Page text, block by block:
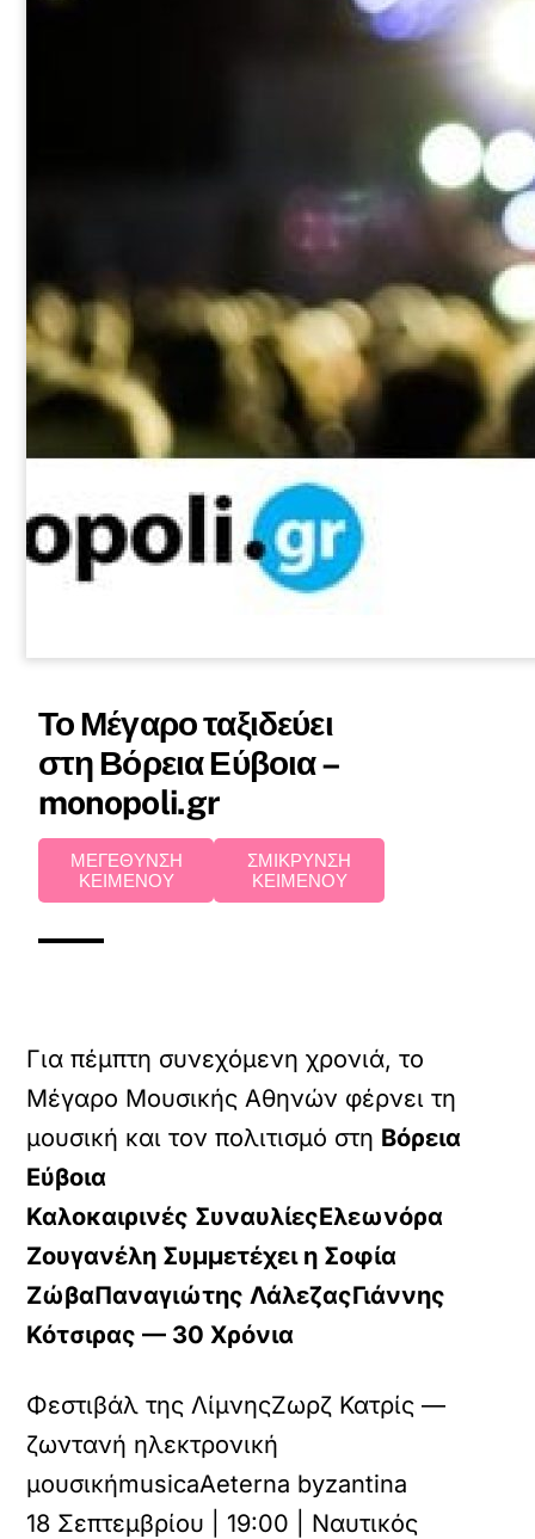
Το Μέγαρο ταξιδεύει
στη Βόρεια Εύβοια –
monopoli.gr
ΜΕΓΕΘΥΝΣΗ
ΚΕΙΜΕΝΟΥ
ΣΜΙΚΡΥΝΣΗ
ΚΕΙΜΕΝΟΥ
Για πέμπτη συνεχόμενη χρονιά, το
Μέγαρο Μουσικής Αθηνών φέρνει τη
μουσική και τον πολιτισμό στη Βόρεια
Εύβοια
Καλοκαιρινές ΣυναυλίεςΕλεωνόρα
Ζουγανέλη Συμμετέχει η Σοφία
ΖώβαΠαναγιώτης ΛάλεζαςΓιάννης
Κότσιρας — 30 Χρόνια
Φεστιβάλ της ΛίμνηςΖωρζ Κατρίς —
ζωντανή ηλεκτρονική
μουσικήmusicaAeterna byzantina
18 Σεπτεμβρίου | 19:00 | Ναυτικός